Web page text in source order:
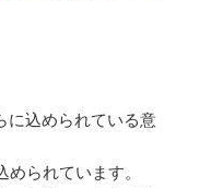
に込められている意
られています。